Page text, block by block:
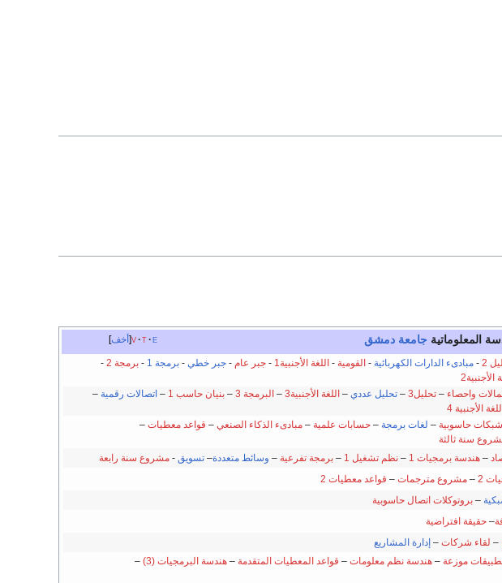
أخف v t e المعلوماتية جامعة دمشق
2
-مبادىء الدارات الكهربائية - القومية - اللغة الأجنبية1 -جبر عام -جبر خطي-برمجة 1 -برمجة 2
-
الأجنبية2
واحصاء–تحليل3 –تحليل عددي– اللغة الأجنبية3 – البرمجة 3 –بنيان حاسب 1 – اتصالات رقمية–
اللغة الأجنبية 4
حاسوبية– لغات برمجة–حسابات علمية–مبادىء الذكاء الصنعي– قواعد معطيات–
سنة ثالثة
–هندسة برمجيات 1 –نظم تشغيل 1 –برمجة تفرعية – وسائط متعددة–تسويق-مشروع سنة رابعة
2
–مشروع مترجمات – قواعد معطيات 2
–بروتوكلات اتصال حاسوبية
–حقيقة افتراضية
– لقاء شركات – إدارة المشاريع
موزعة –هندسة نظم معلومات – قواعد المعطيات المتقدمة –هندسة البرمجيات (3)
–